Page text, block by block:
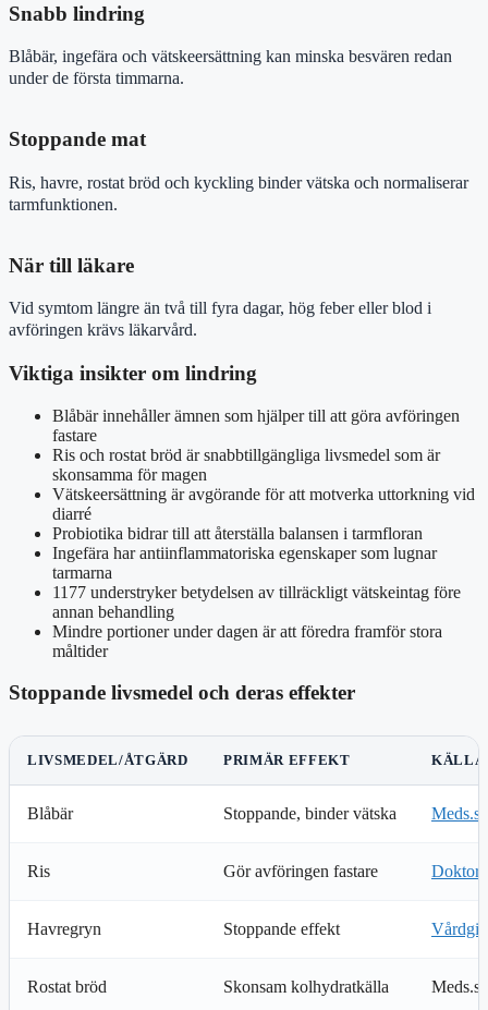
Snabb lindring
Blåbär, ingefära och vätskeersättning kan minska besvären redan
under de första timmarna.
Stoppande mat
Ris, havre, rostat bröd och kyckling binder vätska och normaliserar
tarmfunktionen.
När till läkare
Vid symtom längre än två till fyra dagar, hög feber eller blod i
avföringen krävs läkarvård.
Viktiga insikter om lindring
Blåbär innehåller ämnen som hjälper till att göra avföringen
fastare
Ris och rostat bröd är snabbtillgängliga livsmedel som är
skonsamma för magen
Vätskeersättning är avgörande för att motverka uttorkning vid
diarré
Probiotika bidrar till att återställa balansen i tarmfloran
Ingefära har antiinflammatoriska egenskaper som lugnar
tarmarna
1177 understryker betydelsen av tillräckligt vätskeintag före
annan behandling
Mindre portioner under dagen är att föredra framför stora
måltider
Stoppande livsmedel och deras effekter
LIVSMEDEL/ÅTGÄRD PRIMÄR EFFEKT KÄLLA
Blåbär Stoppande, binder vätska Meds.se
Ris Gör avföringen fastare
Havregryn Stoppande effekt
Rostat bröd Skonsam kolhydratkälla Meds.se